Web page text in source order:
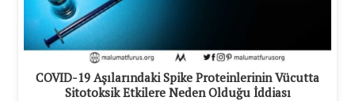
COVID-19 Aşılarındaki Spike Proteinlerinin Vücutta
Sitotoksik Etkilere Neden Olduğu İddiası